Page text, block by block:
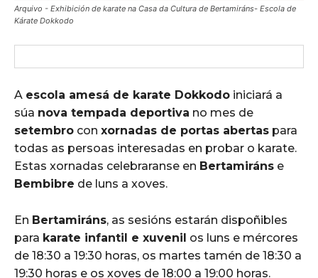
Arquivo - Exhibición de karate na Casa da Cultura de Bertamiráns- Escola de
Kárate Dokkodo
A escola amesá de karate Dokkodo iniciará a
súa nova tempada deportiva no mes de
setembro con xornadas de portas abertas para
todas as persoas interesadas en probar o karate.
Estas xornadas celebraranse en Bertamiráns e
Bembibre de luns a xoves.
En Bertamiráns, as sesións estarán dispoñibles
para karate infantil e xuvenil os luns e mércores
de 18:30 a 19:30 horas, os martes tamén de 18:30 a
19:30 horas e os xoves de 18:00 a 19:00 horas.